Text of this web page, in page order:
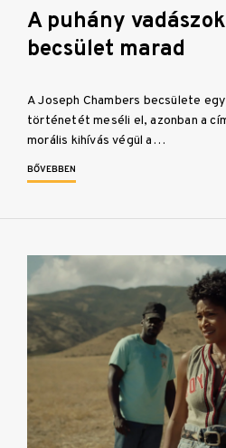
A puhány
becsület marad
A Joseph Chambers becsülete
történetét meséli el, azonban a
morális kihívás végül a…
BŐVEBBEN